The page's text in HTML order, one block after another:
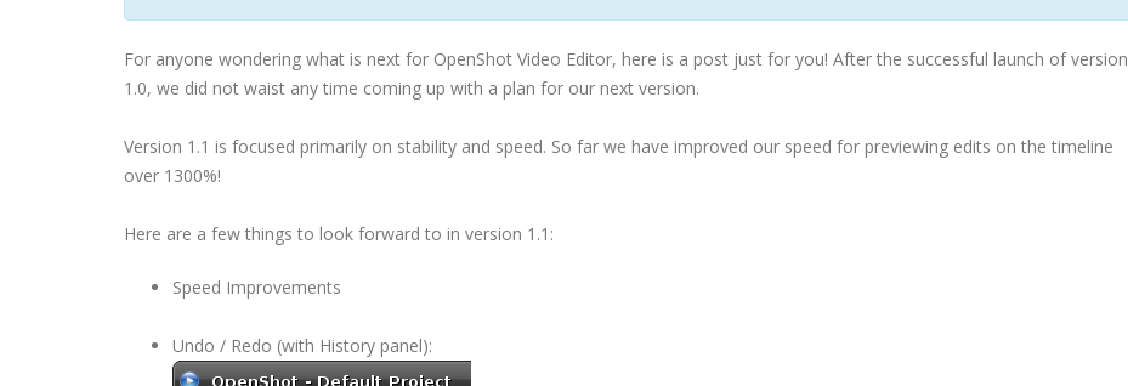
For anyone wondering what is next for OpenShot Video Editor, here is a post just for you! After the successful launch of version
1.0, we did not waist any time coming up with a plan for our next version.
Version 1.1 is focused primarily on stability and speed. So far we have improved our speed for previewing edits on the timeline
over 1300%!
Here are a few things to look forward to in version 1.1:
Speed Improvements
Undo / Redo (with History panel):